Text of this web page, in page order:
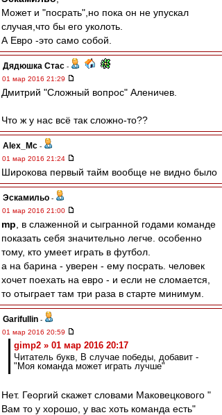
Может и "посрать",но пока он не упускал
случая,что бы его уколоть.
А Евро -это само собой.
Дядюшка Стас -
01 мар 2016 21:29
Дмитрий "Сложный вопрос" Аленичев.
Что ж у нас всё так сложно-то??
Alex_Mc -
01 мар 2016 21:24
Широкова первый тайм вообще не видно было
Эскамильо -
01 мар 2016 21:00
mp , в слаженной и сыгранной годами команде
показать себя значительно легче. особенно
тому, кто умеет играть в футбол.
а на барина - уверен - ему посрать. человек
хочет поехать на евро - и если не сломается,
то отыграет там три раза в старте минимум.
Garifullin -
01 мар 2016 20:59
gimp2 » 01 мар 2016 20:17
Читатель букв, В случае победы, добавит -
"Моя команда может играть лучше"
Нет. Георгий скажет словами Маковецкового "
Вам то у хорошо, у вас хоть команда есть"